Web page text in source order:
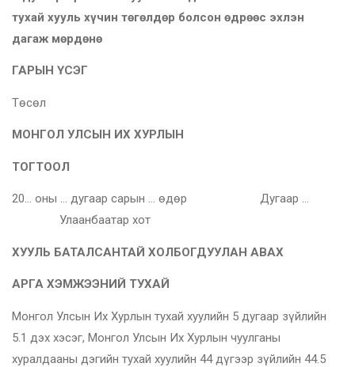
тухай хууль хүчин төгөлдөр болсон өдрөөс эхлэн
дагаж мөрдөнө
ГАРЫН ҮСЭГ
Төсөл
МОНГОЛ УЛСЫН ИХ ХУРЛЫН
ТОГТООЛ
20… оны … дугаар сарын … өдөр Дугаар …
Улаанбаатар хот
ХУУЛЬ БАТАЛСАНТАЙ ХОЛБОГДУУЛАН АВАХ
АРГА ХЭМЖЭЭНИЙ ТУХАЙ
Монгол Улсын Их Хурлын тухай хуулийн 5 дугаар зүйлийн
5.1 дэх хэсэг, Монгол Улсын Их Хурлын чуулганы
хуралдааны дэгийн тухай хуулийн 44 дүгээр зүйлийн 44.5